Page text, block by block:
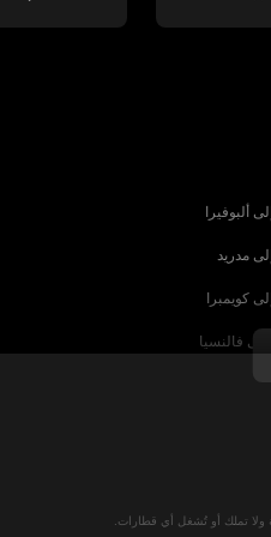
ألبوفيرا
مدريد
كويمبرا
فالنسيا
ولا تملك أو تُشغل أي قطارات.